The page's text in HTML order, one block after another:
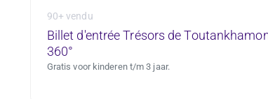
90+ vendu
Billet d'entrée Trésors de
360°
Gratis voor kinderen t/m 3 jaar.